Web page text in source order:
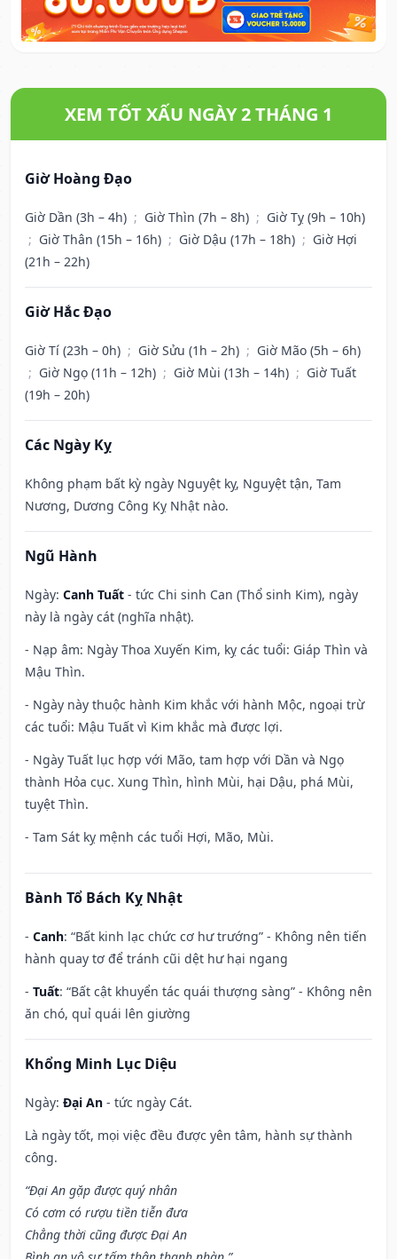
XEM TỐT XẤU NGÀY 2 THÁNG 1
Giờ Hoàng Đạo
Giờ Dần (3h – 4h) ; Giờ Thìn (7h – 8h) ; Giờ Tỵ (9h – 10h)
; Giờ Thân (15h – 16h) ; Giờ Dậu (17h – 18h) ; Giờ Hợi
(21h – 22h)
Giờ Hắc Đạo
Giờ Tí (23h – 0h) ; Giờ Sửu (1h – 2h) ; Giờ Mão (5h – 6h)
; Giờ Ngọ (11h – 12h) ; Giờ Mùi (13h – 14h) ; Giờ Tuất
(19h – 20h)
Các Ngày Kỵ
Không phạm bất kỳ ngày Nguyệt kỵ, Nguyệt tận, Tam
Nương, Dương Công Kỵ Nhật nào.
Ngũ Hành
Ngày: Canh Tuất - tức Chi sinh Can (Thổ sinh Kim), ngày
này là ngày cát (nghĩa nhật).
- Nạp âm: Ngày Thoa Xuyến Kim, kỵ các tuổi: Giáp Thìn và
Mậu Thìn.
- Ngày này thuộc hành Kim khắc với hành Mộc, ngoại trừ
các tuổi: Mậu Tuất vì Kim khắc mà được lợi.
- Ngày Tuất lục hợp với Mão, tam hợp với Dần và Ngọ
thành Hỏa cục. Xung Thìn, hình Mùi, hại Dậu, phá Mùi,
tuyệt Thìn.
- Tam Sát kỵ mệnh các tuổi Hợi, Mão, Mùi.
Bành Tổ Bách Kỵ Nhật
- Canh: “Bất kinh lạc chức cơ hư trướng” - Không nên tiến
hành quay tơ để tránh cũi dệt hư hại ngang
- Tuất: “Bất cật khuyển tác quái thượng sàng” - Không nên
ăn chó, quỉ quái lên giường
Khổng Minh Lục Diệu
Ngày: Đại An - tức ngày Cát.
Là ngày tốt, mọi việc đều được yên tâm, hành sự thành
công.
“Đại An gặp được quý nhân
Có cơm có rượu tiền tiễn đưa
Chẳng thời cũng được Đại An